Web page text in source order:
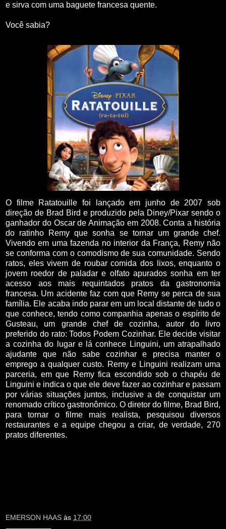
e sirva com uma baguete francesa quente.
Você sabia?
O filme Ratatouille foi lançado em junho de 2007 sob
direção de Brad Bird e produzido pela Diney/Pixar sendo o
ganhador do Oscar de Animação em 2008. Conta a história
do ratinho Remy que sonha se tornar um grande chef.
Vivendo em uma fazenda no interior da França, Remy não
se conforma com o comodismo de sua comunidade. Sendo
ratos, eles vivem de roubar comida dos lixos, enquanto o
jovem roedor de paladar e olfato apurados sonha em ter
acesso aos mais requintados pratos da gastronomia
francesa. Um acidente faz com que Remy se perca de sua
família. Ele acaba indo parar em um local distante de tudo o
que conhece, tendo como companhia apenas o espírito de
Gusteau, um grande chef de cozinha, autor do livro
preferido do rato: Todos Podem Cozinhar. Ele decide visitar
a cozinha do lugar e lá conhece Linguini, um atrapalhado
ajudante que não sabe cozinhar e precisa manter o
emprego a qualquer custo. Remy e Linguini realizam uma
parceria, em que Remy fica escondido sob o chapéu de
Linguini e indica o que ele deve fazer ao cozinhar e passam
por várias situações juntos, inclusive a de conquistar um
renomado crítico gastronômico. O diretor do filme, Brad Bird,
para tornar o filme mais realista, pesquisou diversos
restaurantes e a equipe chegou a criar, de verdade, 270
pratos diferentes.
EMERSON HAAS às 17:00